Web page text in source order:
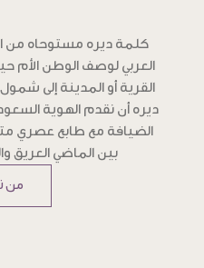
كلمة ديره مستوحاه من
العربي لوصف الوطن الأم
القرية أو المدينة إلى
ديره أن نقدم الهوية
الضيافة مع طابع عصري
بين الماضي العريق
من